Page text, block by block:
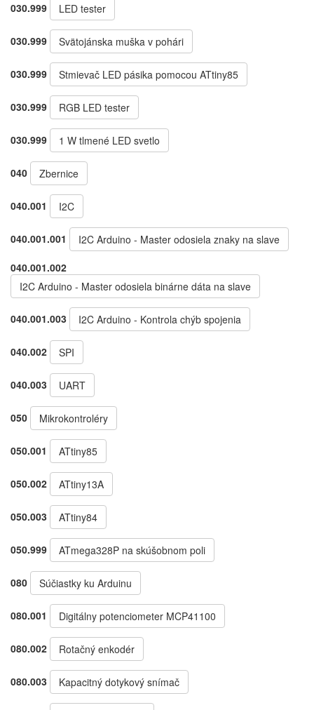
030.999 LED tester
030.999 Svätojánska muška v pohári
030.999 Stmievač LED pásika pomocou ATtiny85
030.999 RGB LED tester
030.999 1 W tlmené LED svetlo
040 Zbernice
040.001 I2C
040.001.001
I2C Arduino - Master odosiela znaky na slave
040.001.002
I2C Arduino - Master odosiela binárne dáta na slave
040.001.003 I2C Arduino - Kontrola chýb spojenia
040.002 SPI
040.003 UART
050 Mikrokontroléry
050.001 ATtiny85
050.002 ATtiny13A
050.003 ATtiny84
050.999 ATmega328P na skúšobnom poli
080 Súčiastky ku Arduinu
080.001 Digitálny potenciometer MCP41100
080.002 Rotačný enkodér
080.003 Kapacitný dotykový snímač